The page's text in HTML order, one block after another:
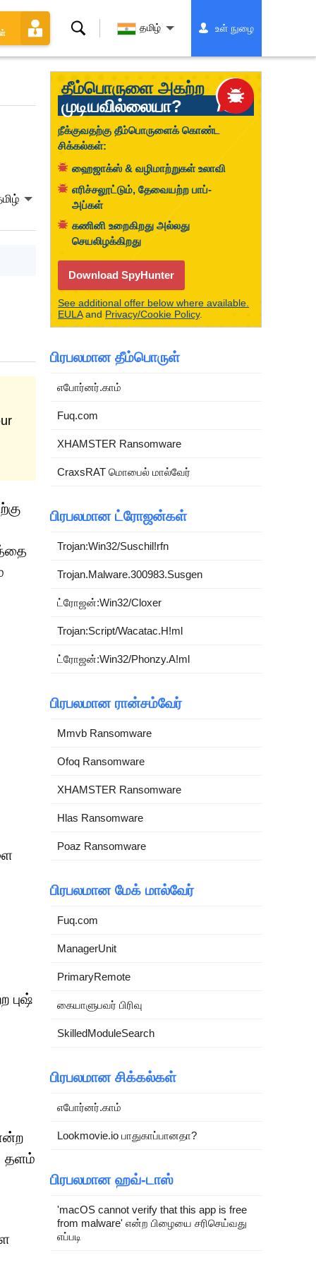
தேடல் தமிழ் உள் நுழை
புஷ்
தளம்
தீம்பொருளை அகற்ற
முடியவில்லையா?
நீக்குவதற்கு தீம்பொருளைக் கொண்ட
சிக்கல்கள்:
ஹைஜாக்ஸ் & வழிமாற்றுகள் உலாவி
எரிச்சலூட்டும், தேவையற்ற பாப்-
அப்கள்
கணினி உறைகிறது அல்லது
செயலிழக்கிறது
Download SpyHunter
See additional offer below where available.
EULAand Privacy/Cookie Policy.
பிரபலமான தீம்பொருள்
எபோர்னர்.காம்
Fuq.com
XHAMSTER Ransomware
CraxsRAT மொபைல் மால்வேர்
பிரபலமான ட்ரோஜன்கள்
Trojan:Win32/Suschil!rfn
Trojan.Malware.300983.Susgen
ட்ரோஜன்:Win32/Cloxer
Trojan:Script/Wacatac.H!ml
ட்ரோஜன்:Win32/Phonzy.A!ml
பிரபலமான ரான்சம்வேர்
Mmvb Ransomware
Ofoq Ransomware
XHAMSTER Ransomware
Hlas Ransomware
Poaz Ransomware
பிரபலமான மேக் மால்வேர்
Fuq.com
ManagerUnit
PrimaryRemote
கையாளுபவர் பிரிவு
SkilledModuleSearch
பிரபலமான சிக்கல்கள்
எபோர்னர்.காம்
Lookmovie.io பாதுகாப்பானதா?
பிரபலமான ஹவ்-டாஸ்
'macOS cannot verify that this app is free
from malware' என்ற பிழையை சரிசெய்வது
எப்படி